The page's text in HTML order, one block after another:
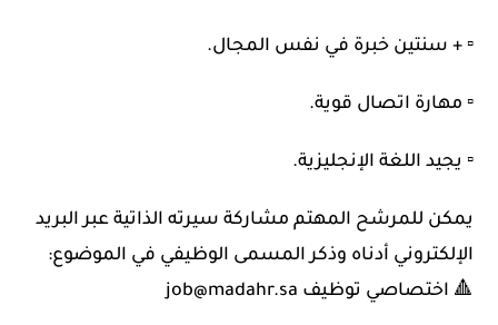
▫️ + سنتين خبرة في نفس المجال.
▫️ مهارة اتصال قوية.
▫️ يجيد اللغة الإنجليزية.
يمكن للمرشح المهتم مشاركة سيرته الذاتية عبر البريد
الإلكتروني أدناه وذكر المسمى الوظيفي في الموضوع:
🔺 اختصاصي توظيف job@madahr.sa